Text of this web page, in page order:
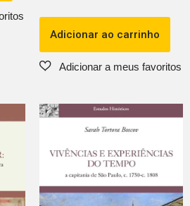
Adicionar ao carrinho